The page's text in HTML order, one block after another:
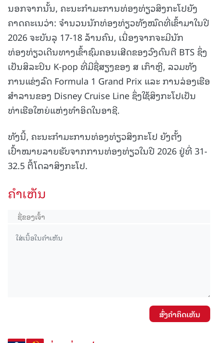
ນອກຈາກນັ້ນ, ຄະນະກຳມະການທ່ອງທ່ຽວສິງກະໂປຍັງ
ຄາດຄະເນວ່າ: ຈໍານວນນັກທ່ອງທ່ຽວທັງໝົດທີ່ເຂົ້າມາໃນປີ
2026 ຈະບັນລຸ 17-18 ລ້ານຄົນ, ເນື່ອງຈາກຈະມີນັກ
ທ່ອງທ່ຽວເດີນທາງເຂົ້າຊົມຄອນເສີດຂອງວົງດົນຕີ BTS ຊຶ່ງ
ເປັນສິລະປິນ K-pop ທີ່ມີຊື່ສຽງຂອງ ສ ເກົາຫຼີ, ລວມທັງ
ການແຂ່ງລົດ Formula 1 Grand Prix ແລະ ການລ່ອງເຮືອ
ສຳລານຂອງ Disney Cruise Line ຊຶ່ງໃຊ້ສິງກະໂປເປັນ
ທ່າເຮືອໃຫຍ່ແຫ່ງທໍາອິດໃນອາຊີ.
ທັງນີ້, ຄະນະກຳມະການທ່ອງທ່ຽວສິງກະໂປ ຍັງຕັ້ງ
ເປົ້າໝາຍລາຍຮັບຈາກການທ່ອງທ່ຽວໃນປີ 2026 ຢູ່ທີ່ 31-
32.5 ຕື້ໂດລາສິງກະໂປ.
ຄໍາເຫັນ
ສົ່ງຄໍາຄິດເຫັນ